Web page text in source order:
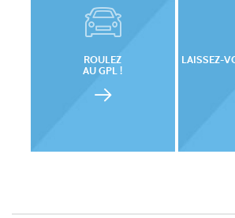
ROULEZ
AU GPL !
LAISSEZ-